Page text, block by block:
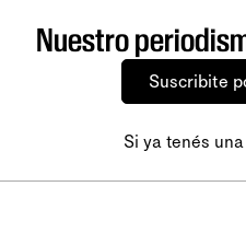
Nuestro
Suscribite
Si ya tenés